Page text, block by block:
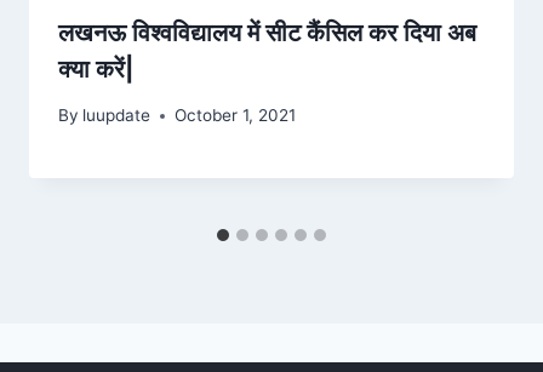
लखनऊ विश्वविद्यालय में सीट कैंसिल कर दिया अब
क्या करें|
By luupdate October 1, 2021